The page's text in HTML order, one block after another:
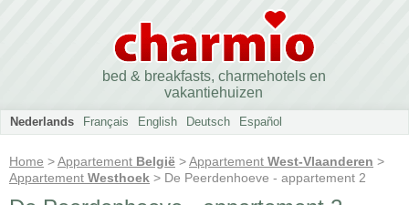
bed & breakfasts, charmehotels en
vakantiehuizen
Nederlands Français English Deutsch Español
Home >Appartement België >Appartement West-Vlaanderen >
Appartement Westhoek > De Peerdenhoeve - appartement 2